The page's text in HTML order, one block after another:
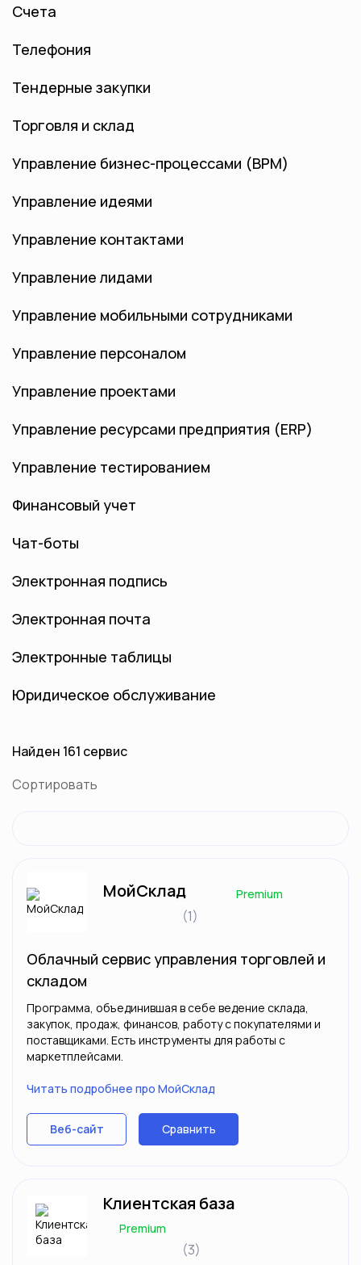
Найден 161 сервис
Сортировать
МойСклад Premium
(1)
Облачный сервис управления торговлей и
складом
Программа, объединившая в себе ведение склада,
закупок, продаж, финансов, работу с покупателями и
поставщиками. Есть инструменты для работы с
маркетплейсами.
Читать подробнее про МойСклад
Веб-сайт Сравнить
Клиентская база
Premium
(3)
Счета
Телефония
Тендерные закупки
Торговля и склад
Управление бизнес-процессами (BPM)
Управление идеями
Управление контактами
Управление лидами
Управление мобильными сотрудниками
Управление персоналом
Управление проектами
Управление ресурсами предприятия (ERP)
Управление тестированием
Финансовый учет
Чат-боты
Электронная подпись
Электронная почта
Электронные таблицы
Юридическое обслуживание